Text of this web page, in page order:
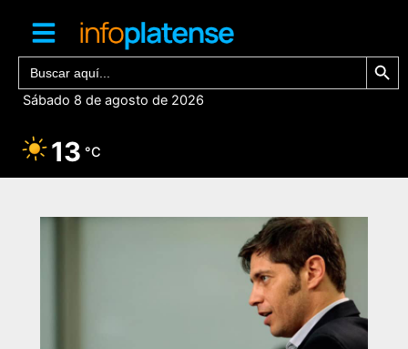
contenido
Buscar: Botón de
Sábado 8 de agosto de 2026
13 °C